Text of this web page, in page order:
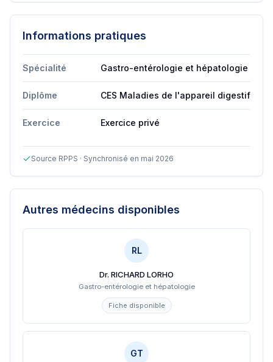
Informations pratiques
Spécialité Gastro-entérologie et hépatologie
Diplôme CES Maladies de l'appareil digestif
Exercice Exercice privé
Source RPPS · Synchronisé en mai 2026
Autres médecins disponibles
RL
Dr. RICHARD LORHO
Gastro-entérologie et hépatologie
Fiche disponible
GT